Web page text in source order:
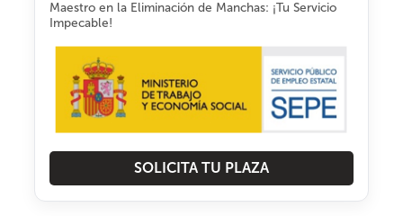
Maestro en la Eliminación de Manchas: ¡Tu Servicio
Impecable!
SOLICITA TU PLAZA